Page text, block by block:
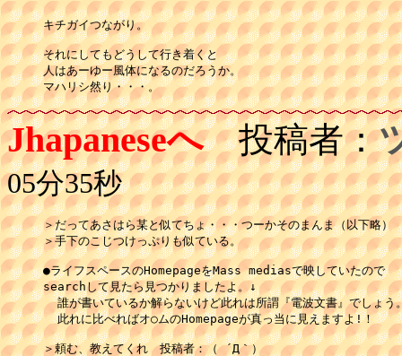
キチガイつながり。
それにしてもどうして行き着くと
人はあーゆー風体になるのだろうか。
マハリシ然り・・・。
Jhapaneseへ投稿者：
05分35秒
＞だってあさはら某と似てちょ・・・つーかそのまんま（以下略）
＞手下のこじつけっぷりも似ている。
●ライフスペースのHomepageをMass mediasで映していたので
searchして見たら見つかりましたよ。↓
誰が書いているか解らないけど此れは所謂『電波文書』でしょ
  此れに比べればオ○ムのHomepageが真っ当に見えますよ!！
＞頼む、教えてくれ　投稿者：（ ´Д｀）